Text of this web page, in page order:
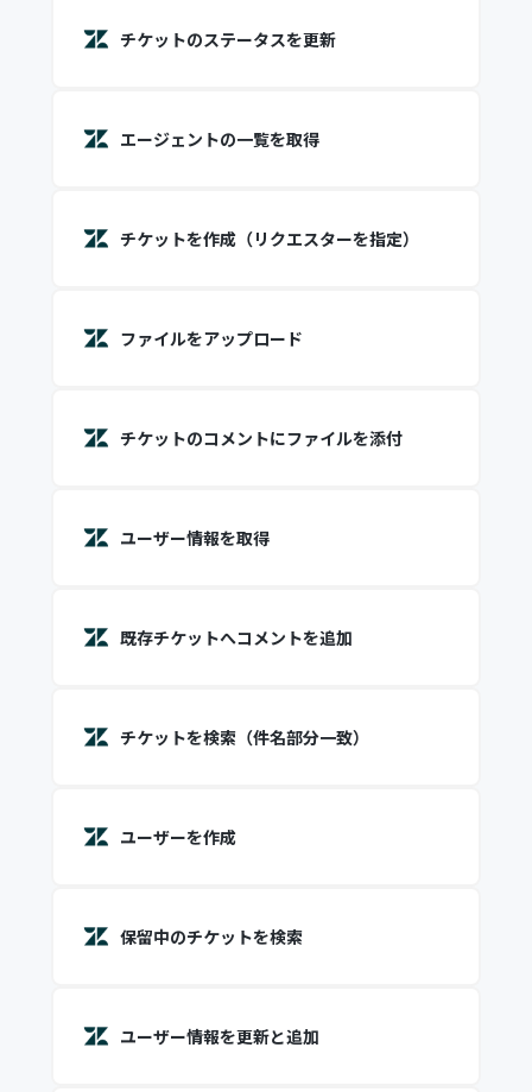
チケットのステータスを更新
エージェントの一覧を取得
チケットを作成（リクエスターを指定）
ファイルをアップロード
チケットのコメントにファイルを添付
ユーザー情報を取得
既存チケットへコメントを追加
チケットを検索（件名部分一致）
ユーザーを作成
保留中のチケットを検索
ユーザー情報を更新と追加